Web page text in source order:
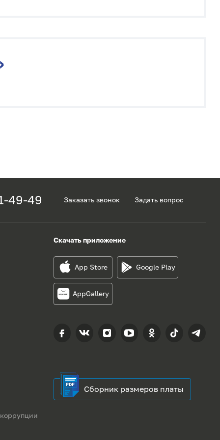
49-49 Заказать звонок Задать вопрос
Скачать приложение
App Store Google Play
AppGallery
Сборник размеров платы